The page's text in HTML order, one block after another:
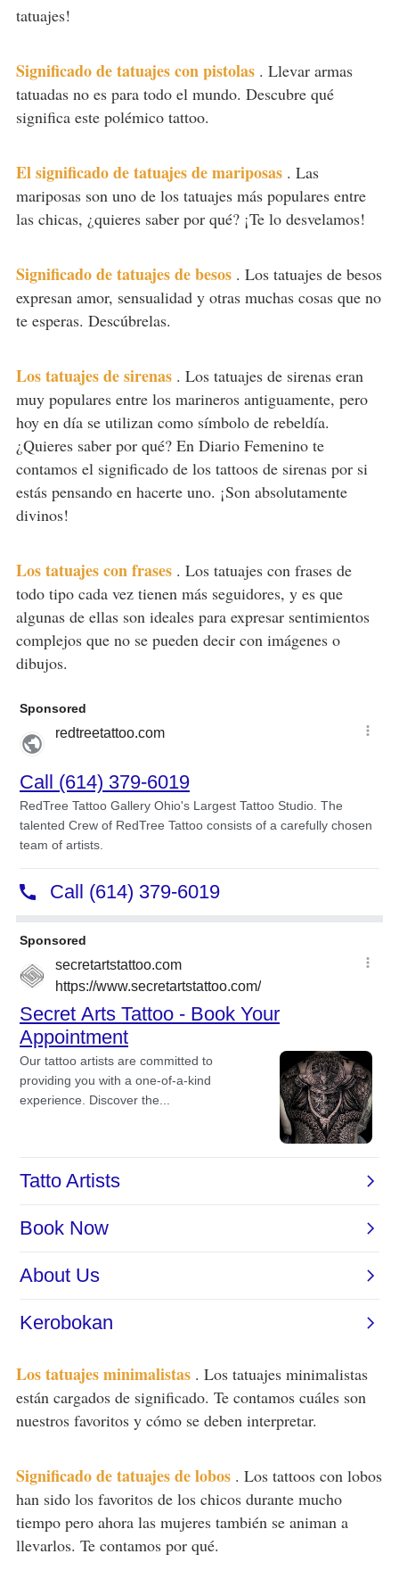
tatuajes!
Significado de tatuajes con pistolas . Llevar armas
tatuadas no es para todo el mundo. Descubre qué
significa este polémico tattoo.
El significado de tatuajes de mariposas . Las
mariposas son uno de los tatuajes más populares entre
las chicas, ¿quieres saber por qué? ¡Te lo desvelamos!
Significado de tatuajes de besos . Los tatuajes de besos
expresan amor, sensualidad y otras muchas cosas que no
te esperas. Descúbrelas.
Los tatuajes de sirenas . Los tatuajes de sirenas eran
muy populares entre los marineros antiguamente, pero
hoy en día se utilizan como símbolo de rebeldía.
¿Quieres saber por qué? En Diario Femenino te
contamos el significado de los tattoos de sirenas por si
estás pensando en hacerte uno. ¡Son absolutamente
divinos!
Los tatuajes con frases . Los tatuajes con frases de
todo tipo cada vez tienen más seguidores, y es que
algunas de ellas son ideales para expresar sentimientos
complejos que no se pueden decir con imágenes o
dibujos.
Los tatuajes minimalistas . Los tatuajes minimalistas
están cargados de significado. Te contamos cuáles son
nuestros favoritos y cómo se deben interpretar.
Significado de tatuajes de lobos . Los tattoos con lobos
han sido los favoritos de los chicos durante mucho
tiempo pero ahora las mujeres también se animan a
llevarlos. Te contamos por qué.